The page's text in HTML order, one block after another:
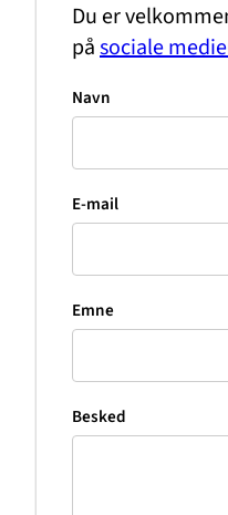
Du er
påsociale
Navn
E-mail
Emne
Besked